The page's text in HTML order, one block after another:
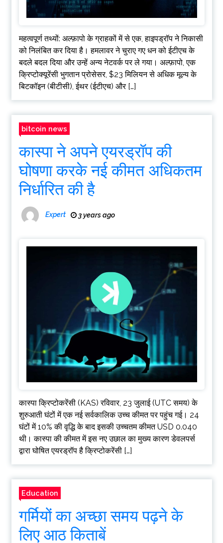
महत्वपूर्ण तथ्यों: अल्फ़ापो के ग्राहकों में से एक, हाइपड्रॉप ने निकासी
को निलंबित कर दिया है। हमलावर ने चुराए गए धन को ईटीएच के
बदले बदल दिया और उन्हें अन्य नेटवर्क पर ले गया। अल्फ़ापो, एक
क्रिप्टोक्यूरेंसी भुगतान प्रोसेसर, $23 मिलियन से अधिक मूल्य के
बिटकॉइन (बीटीसी), ईथर (ईटीएच) और […]
bitcoin news
कास्पा ने अपने एयरड्रॉप की
घोषणा करके नई कीमत अधिकतम
निर्धारित की है
Expert 3 years ago
कास्पा क्रिप्टोकरेंसी (KAS) रविवार, 23 जुलाई (UTC समय) के
शुरुआती घंटों में एक नई सर्वकालिक उच्च कीमत पर पहुंच गई। 24
घंटों में 10% की वृद्धि के बाद इसकी उच्चतम कीमत USD 0.040
थी। कास्पा की कीमत में इस नए उछाल का मुख्य कारण डेवलपर्स
द्वारा घोषित एयरड्रॉप है क्रिप्टोकरेंसी […]
Education
गर्मियों का अच्छा समय पढ़ने के
लिए आठ किताबें